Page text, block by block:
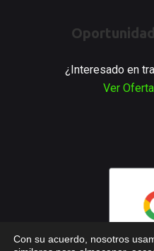
¿Interesado en
Ver
Con su acuerdo, nosotros